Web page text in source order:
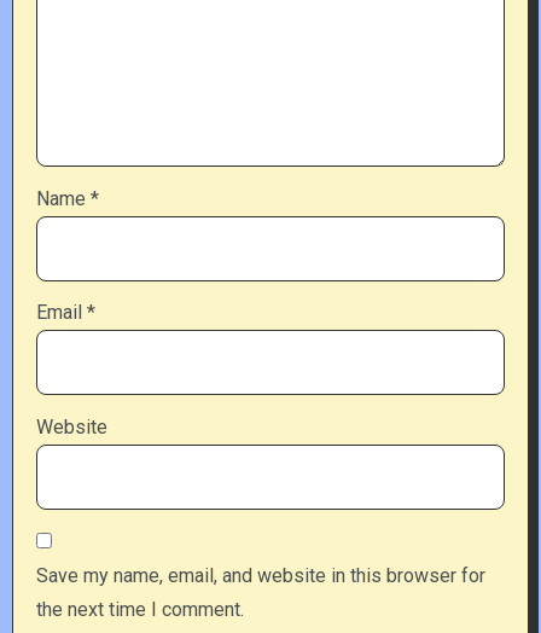
Name *
Email *
Website
Save my name, email, and website in this browser for
the next time I comment.